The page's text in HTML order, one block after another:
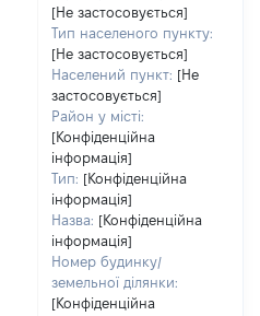
[Не застосовується]
Тип населеного пункту:
[Не застосовується]
Населений пункт: [Не
застосовується]
Район у місті:
[Конфіденційна
інформація]
Тип: [Конфіденційна
інформація]
Назва: [Конфіденційна
інформація]
Номер будинку/
земельної ділянки:
[Конфіденційна